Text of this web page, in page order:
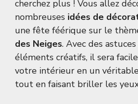
cherchez plus ! Vous allez
nombreuses idées de
une fête féérique sur le
des Neiges. Avec des
éléments créatifs, il sera
votre intérieur en un
tout en faisant briller les